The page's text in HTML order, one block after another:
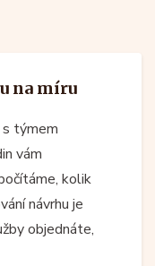
na míru
s týmem
vám
kolik
návrhu je
objednáte,